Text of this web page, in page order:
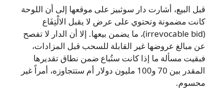
قبل البيع، أشارت دار سوثبيز على موقعها إلى أن اللوحة
كانت مضمونة وتحتوي على عرض لا يقبل الالْتِفَاع
(irrevocable bid)، ما يضمن بيعها. إلا أن الدار لا تفصح
عن مبالغ عروضها غير القابلة للسحب قبل المزادات،
فبقيت مسألة ما إذا كانت ستُباع ضمن نطاق تقديرها
المقدر بين 70 و100 مليون دولار أم ستتجاوزه، أمراً غير
محسوم.